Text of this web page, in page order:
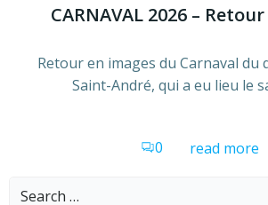
CARNAVAL 2026 –
Retour en images du Carnaval du
Saint-André, qui a eu lieu le
0 read more
Search